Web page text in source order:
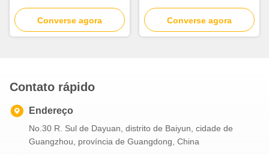
de Aço e Cobertura de
5000cbm e Capacidade de
1000ml
Converse agora
Capacidade de Óleo de
1400ml Difusor de Aroma
Sem Fio
Converse agora
Contato rápido
Endereço
No.30 R. Sul de Dayuan, distrito de Baiyun, cidade de
Guangzhou, província de Guangdong, China